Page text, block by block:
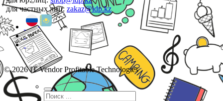
для частных лиц: zakaz@idp.kz
© 2026 IT Vendor Profitable Technologies